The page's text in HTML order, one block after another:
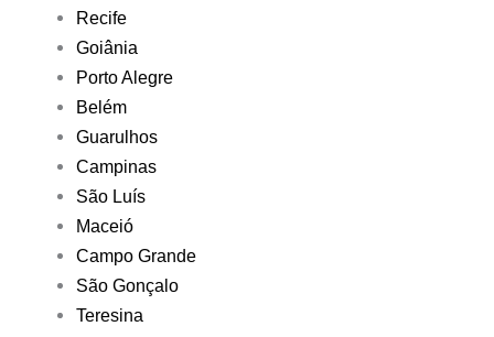
Recife
Goiânia
Porto Alegre
Belém
Guarulhos
Campinas
São Luís
Maceió
Campo Grande
São Gonçalo
Teresina